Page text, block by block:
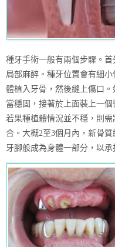
種牙手術一般有兩個步驟。
局部麻醉。種牙位置會有細
體植入牙骨，然後縫上傷口
當穩固，接著於上面裝上一
若果種植體情況並不穩，則
合。大概2至3個月內，新骨
牙腳般成為身體一部分，以承